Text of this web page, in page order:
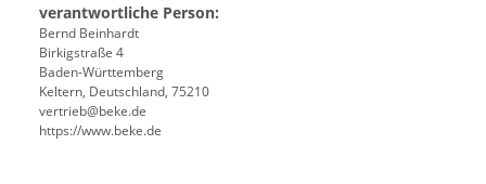
verantwortliche Person:
Bernd Beinhardt
Birkigstraße 4
Baden-Württemberg
Keltern, Deutschland, 75210
vertrieb@beke.de
https://www.beke.de